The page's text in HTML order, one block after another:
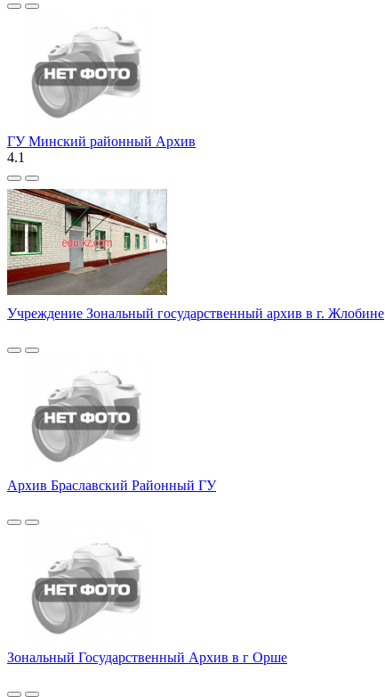
ГУ Минский районный Архив
4.1
Учреждение Зональный государственный архив в г. Жлобине
Архив Браславский Районный ГУ
Зональный Государственный Архив в г Орше